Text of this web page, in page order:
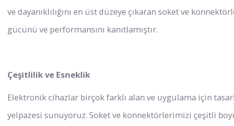
ve dayanıklılığını en üst düzeye çıkaran soket ve
gücünü ve performansını kanıtlamıştır.
Çeşitlilik ve Esneklik
Elektronik cihazlar birçok farklı alan ve uygulama için
yelpazesi sunuyoruz. Soket ve konnektörlerimizi çeşitli